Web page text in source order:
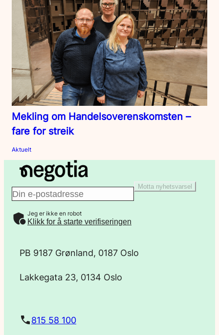
Mekling om Handelsoverenskomsten –
fare for streik
Aktuelt
E
-
Motta nyhetsvarsel
Jeg er ikke en robot
Klikk for å starte verifiseringen
PB 9187 Grønland, 0187 Oslo
Lakkegata 23, 0134 Oslo
815 58 100